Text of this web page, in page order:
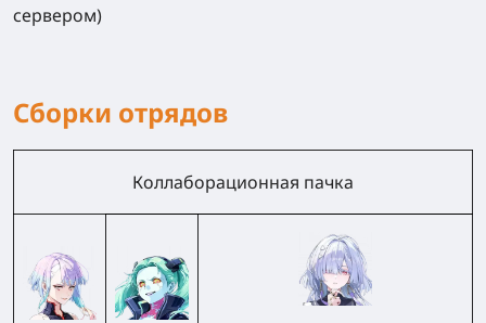
сервером)
Сборки отрядов
Коллаборационная пачка